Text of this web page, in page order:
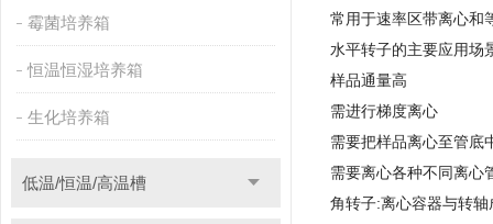
霉菌培养箱
恒温恒湿培养箱
生化培养箱
低温/恒温/高温槽
常用于速率区带离心和
水平转子的主要应用场
样品通量高
需进行梯度离心
需要把样品离心至管底
需要离心各种不同离心
角转子:离心容器与转